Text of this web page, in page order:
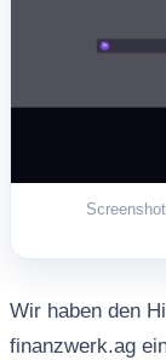
Wir haben den
finanzwerk.ag